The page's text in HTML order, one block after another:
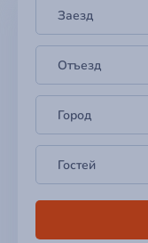
Заезд
Отъезд
Город
Гостей